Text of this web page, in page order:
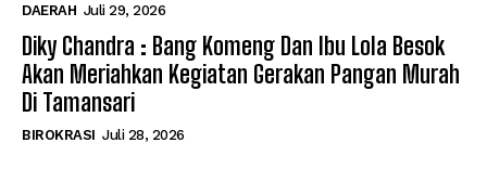
DAERAH Juli 29, 2026
Diky Chandra : Bang Komeng Dan Ibu Lola Besok
Akan Meriahkan Kegiatan Gerakan Pangan Murah
Di Tamansari
BIROKRASI Juli 28, 2026